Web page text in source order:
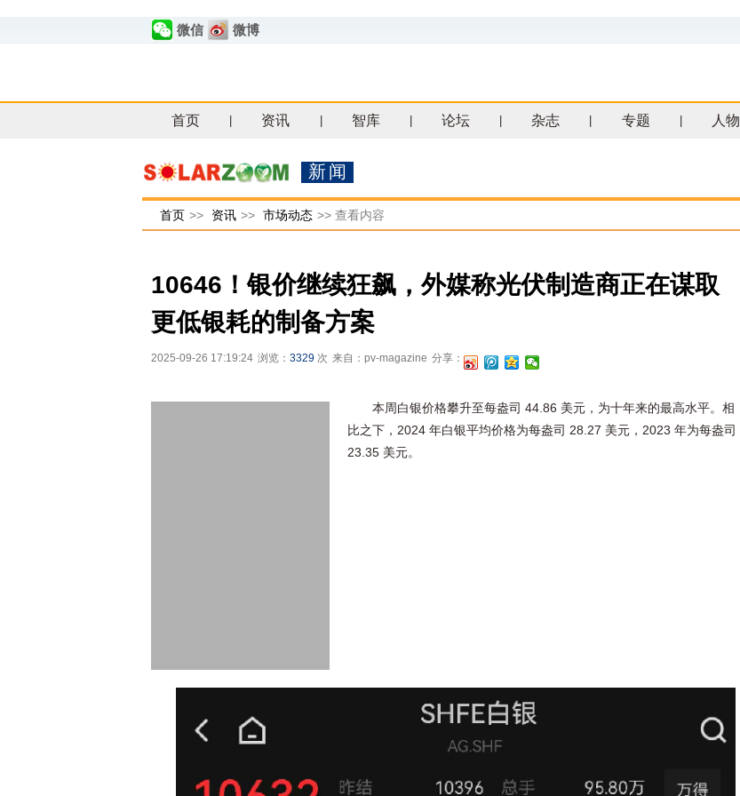
微信 微博
首页 资讯 智库 论坛 杂志 专题 人物
新闻
首页 >> 资讯 >> 市场动态 >> 查看内容
10646！银价继续狂飙，外媒称光伏制造商正在谋取
更低银耗的制备方案
2025-09-26 17:19:24 浏览： 3329 次 来自：pv-magazine 分享：
本周白银价格攀升至每盎司 44.86 美元，为十年来的最高水平。相
比之下，2024 年白银平均价格为每盎司 28.27 美元，2023 年为每盎司
23.35 美元。